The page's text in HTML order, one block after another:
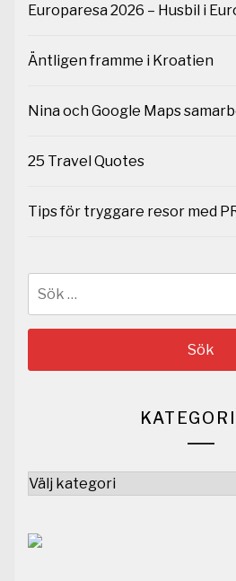
Europaresa 2026 – Husbil i
Äntligen framme i Kroatien
Nina och Google Maps
25 Travel Quotes
Tips för tryggare resor med
Kategorier